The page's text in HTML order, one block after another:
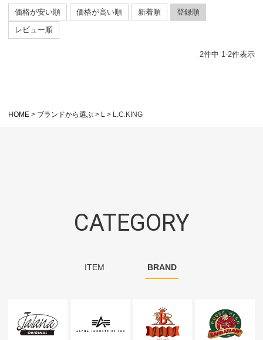
価格が安い順
価格が高い順 新着順
登録順
レビュー順
2件中 1-2件表示
HOME ブランドから選ぶ L L.C.KING
CATEGORY
ITEM BRAND